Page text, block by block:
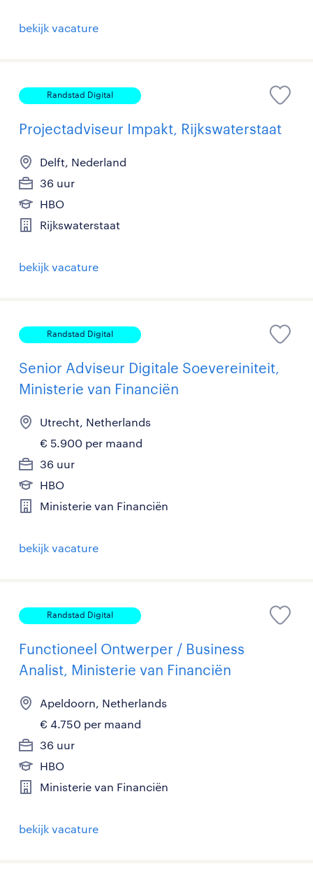
bekijk vacature
Randstad Digital
Projectadviseur Impakt, Rijkswaterstaat
Delft, Nederland
36 uur
HBO
Rijkswaterstaat
bekijk vacature
Randstad Digital
Senior Adviseur Digitale Soevereiniteit,
Ministerie van Financiën
Utrecht, Netherlands
€ 5.900 per maand
36 uur
HBO
Ministerie van Financiën
bekijk vacature
Randstad Digital
Functioneel Ontwerper / Business
Analist, Ministerie van Financiën
Apeldoorn, Netherlands
€ 4.750 per maand
36 uur
HBO
Ministerie van Financiën
bekijk vacature